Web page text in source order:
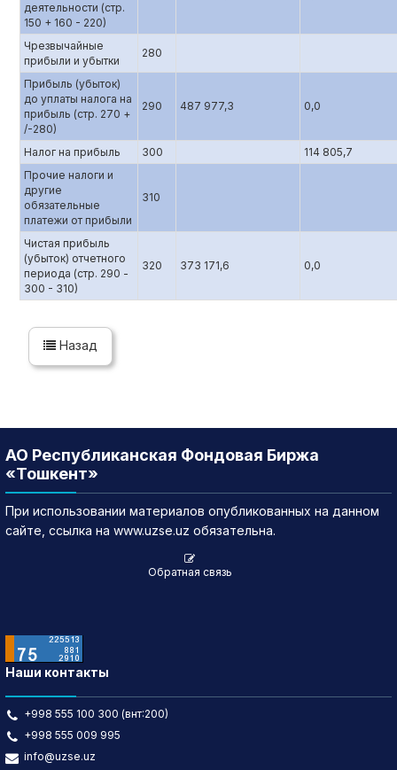
деятельности (стр.
150 + 160 - 220)
Чрезвычайные
прибыли и убытки
280
Прибыль (убыток)
до уплаты налога на
прибыль (стр. 270 +
/-280)
290 487 977,3 0,0
Налог на прибыль 300
114 805,7
Прочие налоги и
другие
обязательные
платежи от прибыли
310
Чистая прибыль
(убыток) отчетного
периода (стр. 290 -
300 - 310)
320 373 171,6 0,0
Назад
АО Республиканская Фондовая Биржа
«Тошкент»
При использовании материалов опубликованных на данном
сайте, ссылка на www.uzse.uz обязательна.
Обратная связь
Наши контакты
+998 555 100 300 (внт:200)
+998 555 009 995
info@uzse.uz